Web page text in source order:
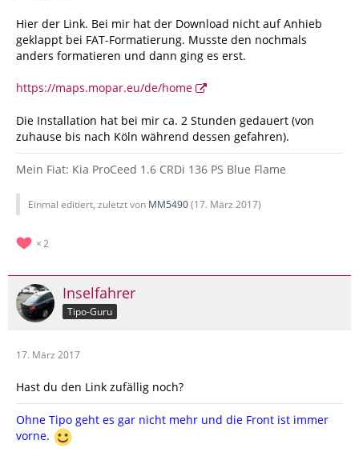
Hier der Link. Bei mir hat der Download nicht auf Anhieb
geklappt bei FAT-Formatierung. Musste den nochmals
anders formatieren und dann ging es erst.
https://maps.mopar.eu/de/home
Die Installation hat bei mir ca. 2 Stunden gedauert (von
zuhause bis nach Köln während dessen gefahren).
Mein Fiat: Kia ProCeed 1.6 CRDi 136 PS Blue Flame
Einmal editiert, zuletzt von MM5490(17. März 2017)
2
Inselfahrer
Tipo-Guru
17. März 2017
Hast du den Link zufällig noch?
Ohne Tipo geht es gar nicht mehr und die Front ist immer
vorne.